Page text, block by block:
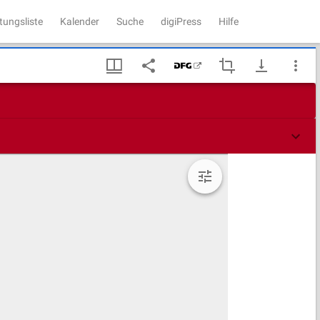
Kalender Suche digiPress Hilfe